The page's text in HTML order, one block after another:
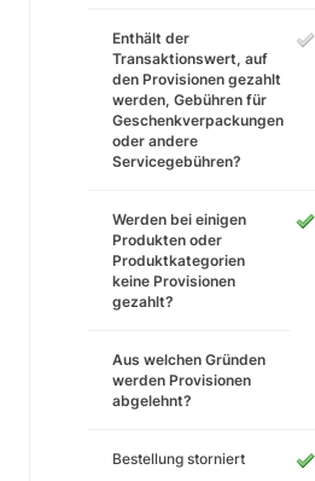
Enthält der
Transaktionswert, auf
den Provisionen gezahlt
werden, Gebühren für
Geschenkverpackungen
oder andere
Servicegebühren?
Werden bei einigen
Produkten oder
Produktkategorien
keine Provisionen
gezahlt?
Aus welchen Gründen
werden Provisionen
abgelehnt?
Bestellung storniert